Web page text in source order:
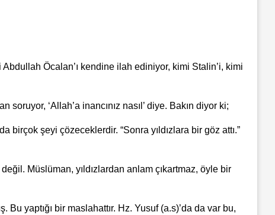
Öcalan’ı kendine ilah ediniyor, kimi Stalin’i, kimi
‘Allah’a inancınız nasıl’ diye. Bakın diyor ki;
birçok şeyi çözeceklerdir. “Sonra yıldızlara bir göz attı.”
Müslüman, yıldızlardan anlam çıkartmaz, öyle bir
yaptığı bir maslahattır. Hz. Yusuf (a.s)’da da var bu,